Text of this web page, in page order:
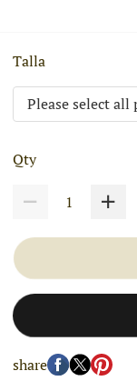
Talla
Qty
share